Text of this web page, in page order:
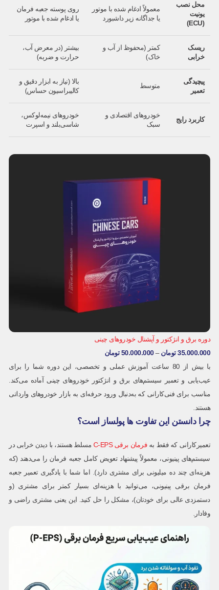
محل نصب
یونیت
(ECU)
معمولاً ادغام شده با موتور
یا جداگانه زیر داشبورد
روی پوسته جعبه فرمان
یا ادغام شده با موتور
ریسک
خرابی
کمتر (محفوظ از آب و
خاک)
بیشتر (در معرض آب،
حرارت و ضربه)
پیچیدگی
تعمیر
متوسط
بالا (نیاز به ابزار دقیق و
کالیبراسیون حساس)
کاربرد رایج
خودروهای اقتصادی و
سبک
خودروهای نیمه‌لوکس،
شاسی‌بلند و اسپرت
دوره برق و انژکتور و آپشنال خودروهای چینی
35.000.000 تومان –
50.000.000 تومان
با بیش از 80 ساعت آموزش عملی و تخصصی، این دوره شما را برای
عیب‌یابی و تعمیر سیستم‌های برق و انژکتور خودروهای چینی آماده می‌کند.
مناسب برای فنی‌کارانی که به‌دنبال ورود حرفه‌ای به بازار خودروهای وارداتی
هستند.
چرا دانستن این تفاوت ها پولساز است؟
تعمیرکارانی که فقط به فرمان برقی C-EPS
مسلط هستند، با دیدن خرابی در
سیستم‌های پینیونی، معمولاً پیشنهاد تعویض کامل جعبه فرمان را می‌دهند (که
هزینه‌ای چند ده میلیونی برای مشتری دارد). اما شما با یادگیری تعمیر جعبه
فرمان برقی پینیونی، می‌توانید با هزینه‌ای بسیار کمتر برای مشتری (و
دستمزدی عالی برای خودتان)، مشکل را حل کنید. این یعنی مشتری راضی و
وفادار.